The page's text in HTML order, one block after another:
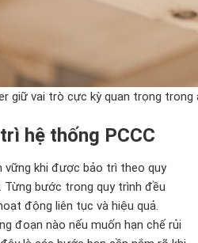
giữ vai trò cực kỳ quan trọng
ì hệ thống PCCC
vững khi được bảo trì theo quy
Từng bước trong quy trình đều
động liên tục và hiệu quả.
đoạn nào nếu muốn hạn chế rủi